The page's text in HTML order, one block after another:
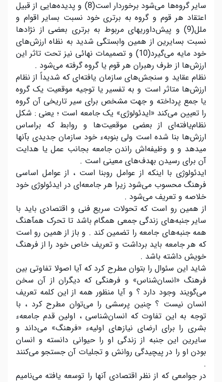
سایر گروه‌ها می‌شود برخوردار است(8) و پدیده‌هایی از قبیل
اعتقاد هر قوم و گروه به برتری خود نسبت بسایر اقوام و
ملل(9) و پیش‌داوریهای مربوط به برتری بعضی از نژادها
نسبت بسایرین از همین وابستگی شدید به نظاه ارزش‌های
خود مایه می‌گیرد(10) و تصمیمات نهائی نیز تحت تاثر این
ارزش‌ها از طرف رهبران هر قوم یا گروه گرفته می‌شود .
نظام عقاید و سنجش‌های سازمان یافته‌ای که شدیداً از نظام
ارزش‌ها متاثر است و به تفسیر یا توجیه موقعیت یک گروه
یا جمع پرداخته و جهت مشخص برای سیر تاریخی آن گروه
را تعیین می‌کند «ایدئولوژی» یک جامعه است ؛ یعنی : شکل
نظام‌یافته‌ای از بعضی موقعیت‌ها و روابط که براساس
ارزش‌ها بنا شده است ولی بنوبهء خود سازمان جدیدی بآنها
میدهد و و وظیفه‌اش راندن جامعه بجانب عمل یا هدایت
آن برای رسیدن بهدف‌های معینی است .
ایدئولوژی با اینکه از عوامل روبنا است ، از عوامل اساسی
فرهنگ محسوب می‌شود زیرا هر جامعه‌ای در ایدئولوژی خود
خلاصه و تعریف می‌شود .
از همین رو است که تحولات سریع فنی و اقتصادی باید با
سایر جنبه‌های زندگی جمعی همگام باشد تا تحرک همآهنگ
همه جنبه‌های جامعه را تضمین کند . و باز از همین رو است
که هر جامعه باید برداشت و تعریف خاص خود را از فرهنگ
خویش داشته باشد .
شاید این سئوال را بتوان مطرح کرد که آیا اصولا تفاوتی بین
فرهنگ «انسان‌شناس» و فرهنگی که دیگران از آن سخن
می‌گویند وجود دارد ؟ و آیا منظور همه از این کلمه تعریف
انسان نیست ؟ چنین پرسشی را می‌توان مطرح کرد ، با
توجه به این تفاوت که انسان‌شناسی ، اولین قدم جامعهء
بشری را برای ارضای نیازهای اولیهء «فرهنگ» می‌داند و
سایرین این جنبه از زندگی او را حیوانی دانسته و انسان
بودن او را در پیچیدگی روانش و تجلیات آن جستجو می‌کنند
.
در جوامعی که از نظر اقتصادی آنها را توسعه یافته می‌نامیم